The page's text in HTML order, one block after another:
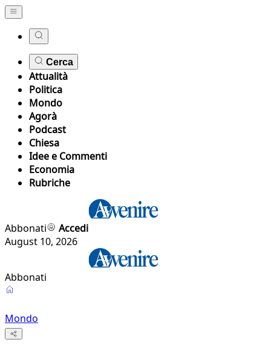
Cerca
Attualità
Politica
Mondo
Agorà
Podcast
Chiesa
Idee e Commenti
Economia
Rubriche
Abbonati
Accedi
August 10, 2026
Abbonati
Mondo